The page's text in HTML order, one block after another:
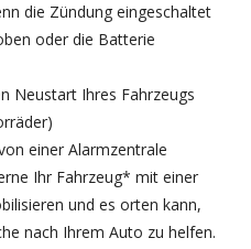
die Zündung eingeschaltet
oder die Batterie
Neustart Ihres Fahrzeugs
einer Alarmzentrale
Ihr Fahrzeug* mit einer
und es orten kann,
nach Ihrem Auto zu helfen.